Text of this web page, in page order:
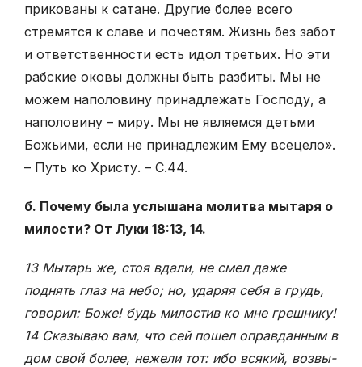
прикованы к сатане. Другие более всего
стремятся к славе и почестям. Жизнь без забот
и ответственности есть идол третьих. Но эти
рабские оковы должны быть разбиты. Мы не
можем наполовину принадлежать Господу, а
наполовину – миру. Мы не являемся детьми
Божьими, если не принадлежим Ему всецело».
– Путь ко Христу. – С.44.
б. Почему была услышана молитва мытаря о
милости? От Луки 18:13, 14.
13 Мытарь же, стоя вдали, не смел даже
поднять глаз на небо; но, ударяя себя в грудь,
говорил: Боже! будь милостив ко мне грешнику!
14 Сказываю вам, что сей пошел оправданным в
дом свой более, нежели тот: ибо всякий, возвы-